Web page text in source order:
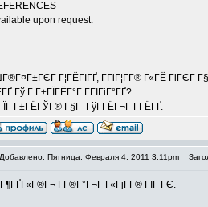
upon request.
Г¦ГЁГІГҐ, Г­ГіГ¦Г­Г® Г«ГЁ ГіГЄГ
Гў Г Г±ГЇГЁГ°Г Г­ГІГіГ°ГҐ?
Г±ГЁГЎГ® Г§Г ГўГ­ГЁГ¬Г Г­ГЁГҐ.
Добавлено: Пятница, Февраля 4, 2011 3:11pm
Г¶ГҐГ«Г®Г¬ Г­Г®Г°Г¬Г Г«ГјГ­Г® ГІГ ГЄ.